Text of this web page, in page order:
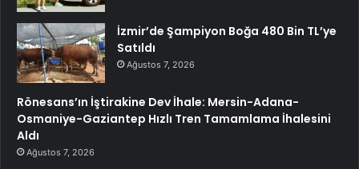
İzmir’de Şampiyon Boğa 480 Bin TL’ye
Satıldı
Ağustos 7, 2026
Rönesans’ın İştirakine Dev İhale: Mersin-Adana-
Osmaniye-Gaziantep Hızlı Tren Tamamlama İhalesini
Aldı
Ağustos 7, 2026